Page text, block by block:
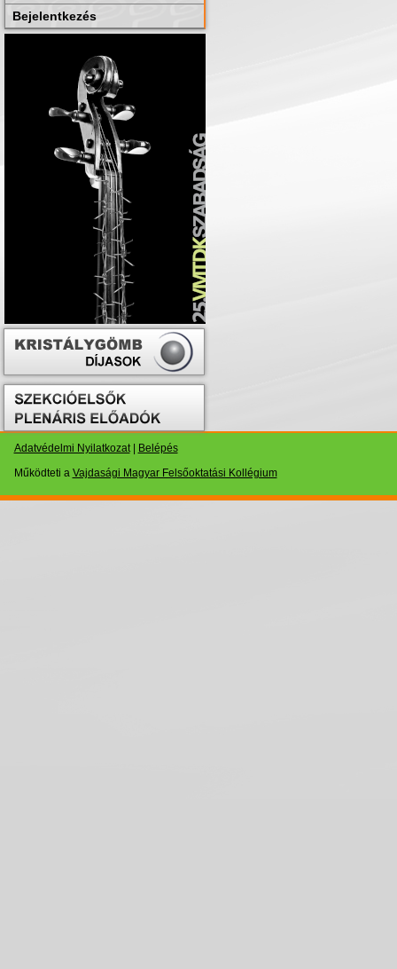
Bejelentkezés
Adatvédelmi Nyilatkozat|
Belépés
Működteti a Vajdasági Magyar Felsőoktatási Kollégium